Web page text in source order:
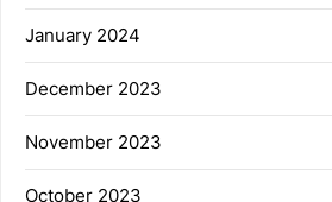
January 2024
December 2023
November 2023
October 2023